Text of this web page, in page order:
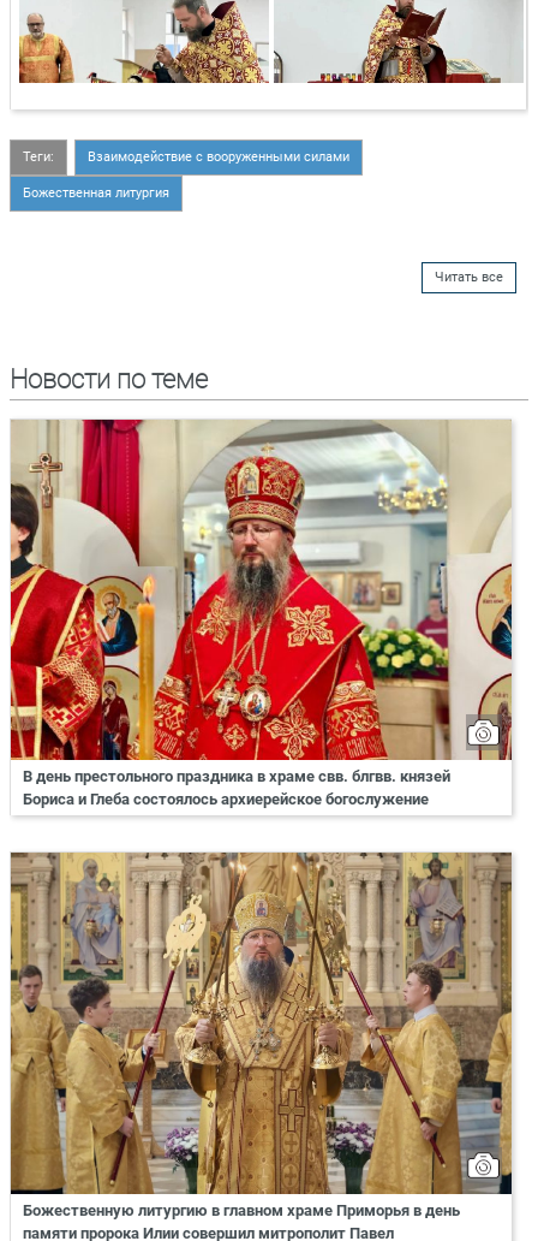
Теги: Взаимодействие с вооруженными силами
Божественная литургия
Читать все
Новости по теме
В день престольного праздника в храме свв. блгвв. князей
Бориса и Глеба состоялось архиерейское богослужение
Божественную литургию в главном храме Приморья в день
памяти пророка Илии совершил митрополит Павел